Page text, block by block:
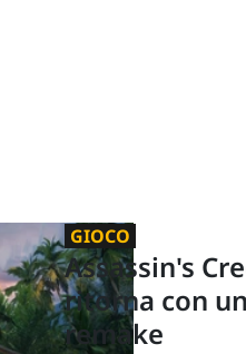
GIOCO
Assassin's
ritorna con
remake